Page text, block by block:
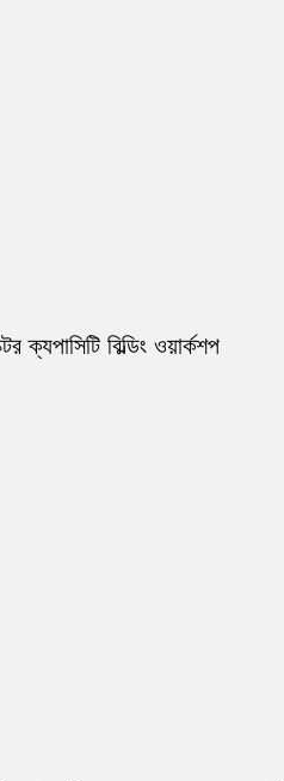
ক্যপাসিটি বিল্ডিং ওয়ার্কশপ